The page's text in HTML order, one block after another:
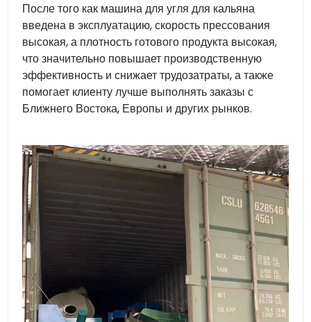
После того как машина для угля для кальяна
введена в эксплуатацию, скорость прессования
высокая, а плотность готового продукта высокая,
что значительно повышает производственную
эффективность и снижает трудозатраты, а также
помогает клиенту лучше выполнять заказы с
Ближнего Востока, Европы и других рынков.